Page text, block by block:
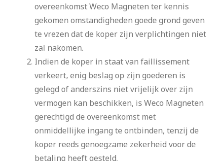
overeenkomst Weco Magneten ter kennis
gekomen omstandigheden goede grond geven
te vrezen dat de koper zijn verplichtingen niet
zal nakomen.
Indien de koper in staat van faillissement
verkeert, enig beslag op zijn goederen is
gelegd of anderszins niet vrijelijk over zijn
vermogen kan beschikken, is Weco Magneten
gerechtigd de overeenkomst met
onmiddellijke ingang te ontbinden, tenzij de
koper reeds genoegzame zekerheid voor de
betaling heeft gesteld.